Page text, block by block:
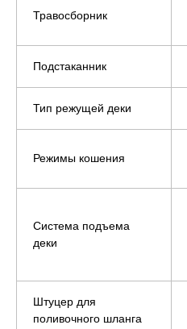
Травосборник
Подстаканник
Тип режущей деки
Режимы кошения
Система подъема
деки
Штуцер для
поливочного шланга